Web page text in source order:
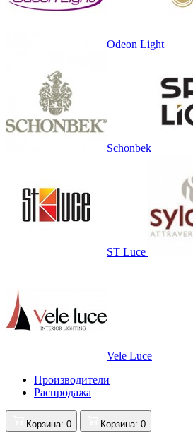
Odeon Light
Schonbek
ST Luce
Vele Luce
Производители
Распродажа
Корзина: 0 Корзина: 0